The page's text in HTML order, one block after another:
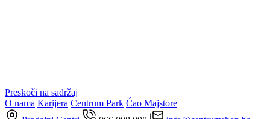
Preskoči na sadržaj
O nama Karijera Centrum Park Ćao Majstore